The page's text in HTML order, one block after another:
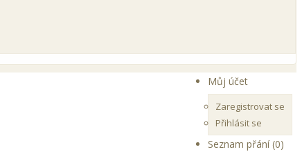
Můj účet
Zaregistrovat se
Přihlásit se
Seznam přání (0)